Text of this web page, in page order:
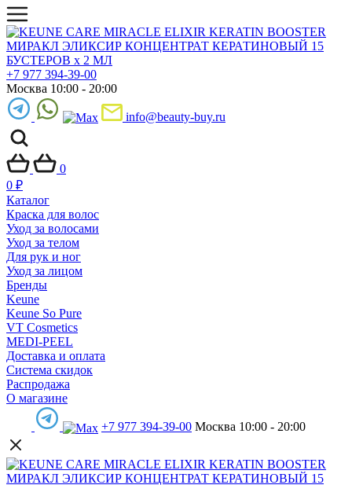
+7 977 394-39-00
Москва 10:00 - 20:00
info@beauty-buy.ru
0
0 ₽
Каталог
Краска для волос
Уход за волосами
Уход за телом
Для рук и ног
Уход за лицом
Бренды
Keune
Keune So Pure
VT Cosmetics
MEDI-PEEL
Доставка и оплата
Система скидок
Распродажа
О магазине
+7 977 394-39-00 Москва 10:00 - 20:00